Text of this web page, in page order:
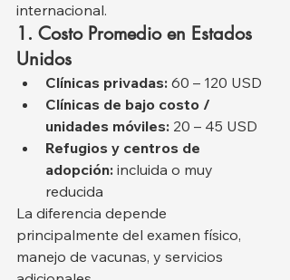
internacional.
1. Costo Promedio en Estados
Unidos
Clínicas privadas: 60 – 120 USD
Clínicas de bajo costo /
unidades móviles: 20 – 45 USD
Refugios y centros de
adopción: incluida o muy
reducida
La diferencia depende
principalmente del examen físico,
manejo de vacunas, y servicios